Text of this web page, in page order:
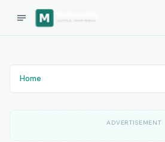
Home›
ADVERTISEMENT